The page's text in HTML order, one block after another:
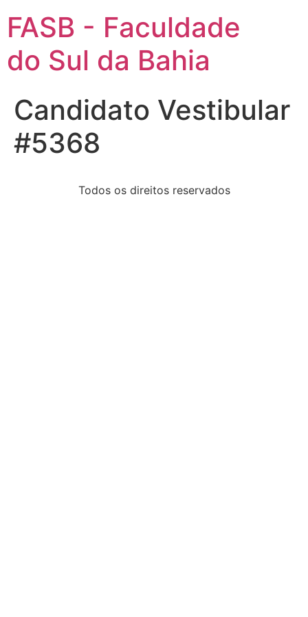
FASB - Faculdade
do Sul da Bahia
Candidato Vestibular
#5368
Todos os direitos reservados